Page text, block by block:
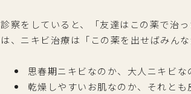
診察をしていると、「友達はこの薬で治
は、ニキビ治療は「この薬を出せばみん
思春期ニキビなのか、大人ニキビな
乾燥しやすいお肌なのか、それとも